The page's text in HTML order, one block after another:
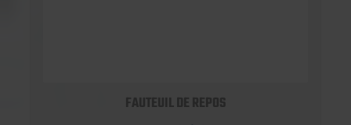
FAUTEUIL DE REPOS